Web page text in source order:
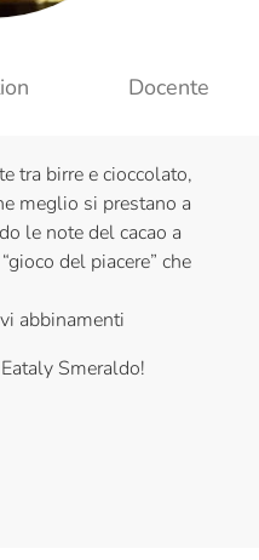
Docente
tra birre e cioccolato,
meglio si prestano a
le note del cacao a
del piacere” che
abbinamenti
Smeraldo!